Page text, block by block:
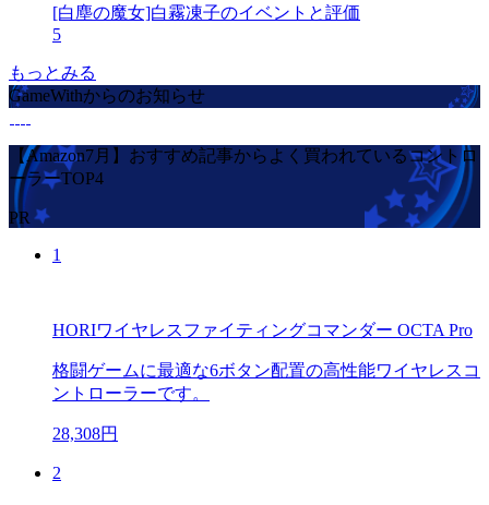
[白塵の魔女]白霧凍子のイベントと評価
5
もっとみる
GameWithからのお知らせ
【Amazon7月】おすすめ記事からよく買われているコントロ
ーラーTOP4
PR
1
HORIワイヤレスファイティングコマンダー OCTA Pro
格闘ゲームに最適な6ボタン配置の高性能ワイヤレスコ
ントローラーです。
28,308円
2